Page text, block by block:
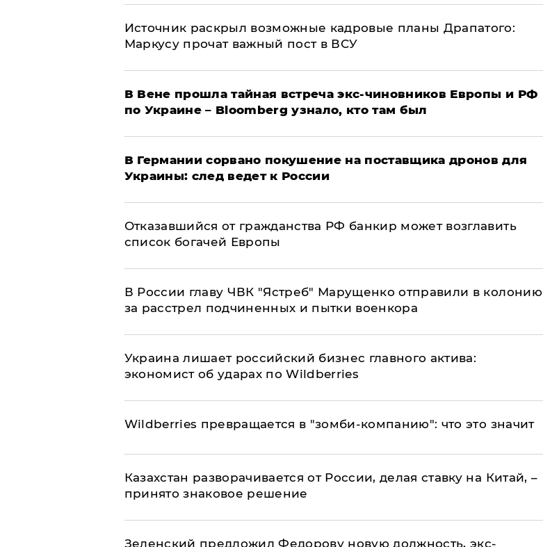
​Источник раскрыл возможные кадровые планы Драпатого:
Маркусу прочат важный пост в ВСУ
В Вене прошла тайная встреча экс-чиновников Европы и РФ
по Украине – Bloomberg узнало, кто там был
​В Германии сорвано покушение на поставщика дронов для
Украины: след ведет к России
Отказавшийся от гражданства РФ банкир может возглавить
список богачей Европы
В России главу ЧВК "Ястреб" Марущенко отправили в колонию
за расстрел подчиненных и пытки военкора
​Украина лишает российский бизнес главного актива:
экономист об ударах по Wildberries
Wildberries превращается в "зомби-компанию": что это значит
Казахстан разворачивается от России, делая ставку на Китай, –
принято знаковое решение
Зеленский предложил Федорову новую должность, экс-